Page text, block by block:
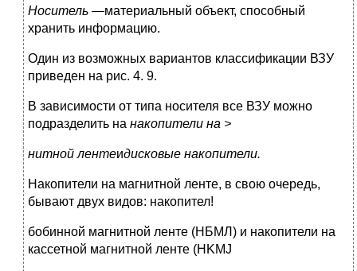
Носитель —материальный объект, способный
хранить информацию.
Один из возможных вариантов классификации ВЗУ
приведен на рис. 4. 9.
В зависимости от типа носителя все ВЗУ можно
подразделить на накопители на >
нитной лентеидисковые накопители.
Накопители на магнитной ленте, в свою очередь,
бывают двух видов: накопител!
бобинной магнитной ленте (НБМЛ) и накопители на
кассетной магнитной ленте (HKMJ